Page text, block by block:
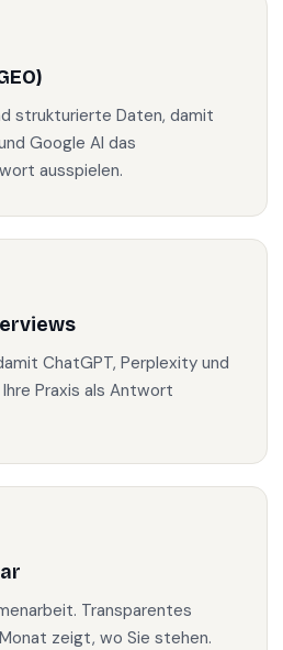
strukturierte Daten, damit
Google AI das
ausspielen.
ChatGPT, Perplexity und
Praxis als Antwort
Transparentes
zeigt, wo Sie stehen.